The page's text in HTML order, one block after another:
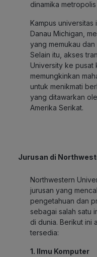
dinamika
Kampus
Danau Michigan,
yang memukau
Selain itu, akses
University ke pusat
memungkinkan
untuk menikmati
yang ditawarkan
Amerika Serikat.
Jurusan di
Northwestern
jurusan yang
pengetahuan dan
sebagai salah satu
di dunia. Berikut ini
tersedia:
1. Ilmu Komputer